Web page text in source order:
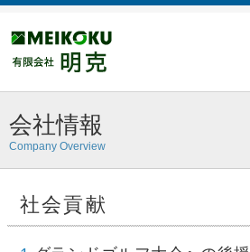
会社情報
Company Overview
社会貢献